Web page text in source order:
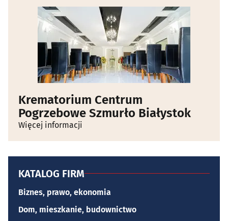
Krematorium Centrum
Pogrzebowe Szmurło Białystok
Więcej informacji
KATALOG FIRM
Biznes, prawo, ekonomia
Dom, mieszkanie, budownictwo